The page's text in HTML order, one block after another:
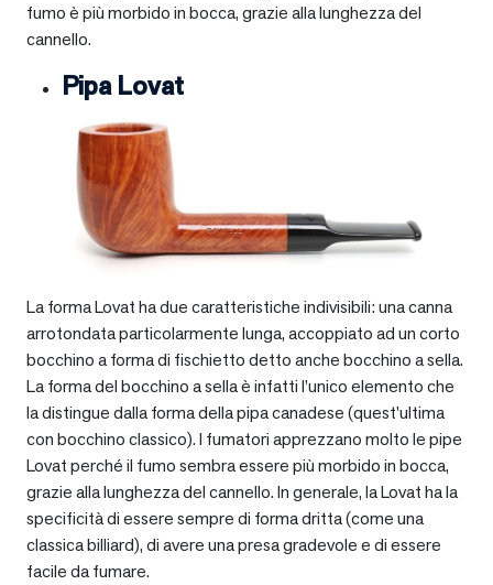
fumo è più morbido in bocca, grazie alla lunghezza del
cannello.
Pipa Lovat
La forma Lovat ha due caratteristiche indivisibili: una canna
arrotondata particolarmente lunga, accoppiato ad un corto
bocchino a forma di fischietto detto anche bocchino a sella.
La forma del bocchino a sella è infatti l’unico elemento che
la distingue dalla forma della pipa canadese (quest’ultima
con bocchino classico). I fumatori apprezzano molto le pipe
Lovat perché il fumo sembra essere più morbido in bocca,
grazie alla lunghezza del cannello. In generale, la Lovat ha la
specificità di essere sempre di forma dritta (come una
classica billiard), di avere una presa gradevole e di essere
facile da fumare.